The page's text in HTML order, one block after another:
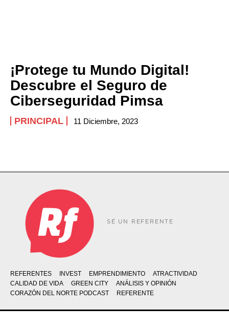
¡Protege tu Mundo Digital!
Descubre el Seguro de
Ciberseguridad Pimsa
PRINCIPAL 11 Diciembre, 2023
SÉ UN REFERENTE
REFERENTES INVEST EMPRENDIMIENTO
ATRACTIVIDAD
CALIDAD DE VIDA
GREEN CITY
ANÁLISIS Y OPINIÓN
CORAZÓN DEL NORTE PODCAST
REFERENTE